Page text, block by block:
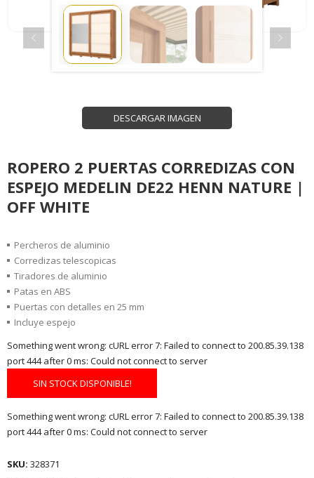
DESCARGAR IMAGEN
ROPERO 2 PUERTAS CORREDIZAS CON
ESPEJO MEDELIN DE22 HENN NATURE |
OFF WHITE
Percheros de aluminio
Corredizas telescopicas
Tiradores de aluminio
Patas en ABS
Puertas con detalles en 25 mm
Incluye espejo
Something went wrong: cURL error 7: Failed to connect to 200.85.39.138
port 444 after 0 ms: Could not connect to server
SIN STOCK DISPONIBLE!
Something went wrong: cURL error 7: Failed to connect to 200.85.39.138
port 444 after 0 ms: Could not connect to server
SKU: 328371